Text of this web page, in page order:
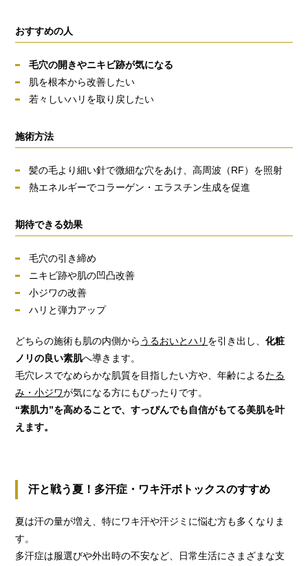
おすすめの人
毛穴の開きやニキビ跡が気になる
肌を根本から改善したい
若々しいハリを取り戻したい
施術方法
髪の毛より細い針で微細な穴をあけ、高周波（RF）を照射
熱エネルギーでコラーゲン・エラスチン生成を促進
期待できる効果
毛穴の引き締め
ニキビ跡や肌の凹凸改善
小ジワの改善
ハリと弾力アップ
どちらの施術も肌の内側から うるおいとハリ を引き出し、化粧
ノリの良い素肌へ導きます。
毛穴レスでなめらかな肌質を目指したい方や、年齢によるたる
み・小ジワが気になる方にもぴったりです。
“素肌力”を高めることで、すっぴんでも自信がもてる美肌を叶
えます。
汗と戦う夏！多汗症・ワキ汗ボトックスのすすめ
夏は汗の量が増え、特にワキ汗や汗ジミに悩む方も多くなりま
す。
多汗症は服選びや外出時の不安など、日常生活にさまざまな支